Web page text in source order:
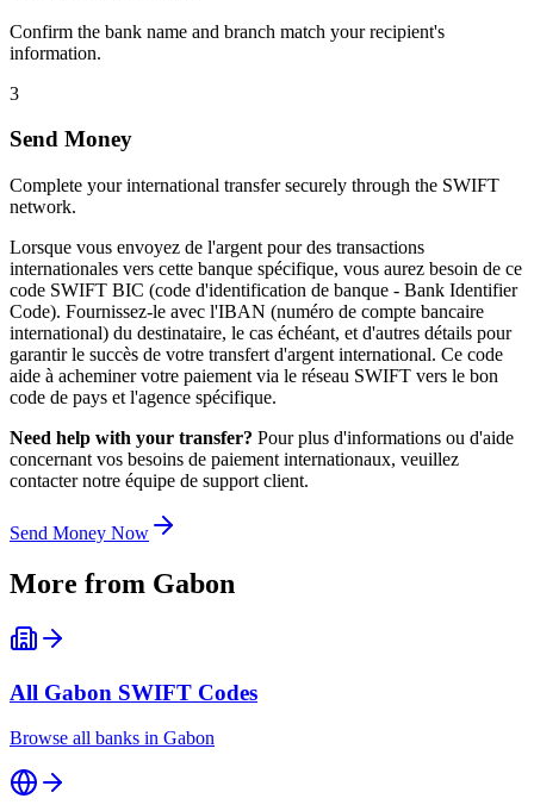
Confirm the bank name and branch match your recipient's
information.
3
Send Money
Complete your international transfer securely through the SWIFT
network.
Lorsque vous envoyez de l'argent pour des transactions
internationales vers cette banque spécifique, vous aurez besoin de ce
code SWIFT BIC (code d'identification de banque - Bank Identifier
Code). Fournissez-le avec l'IBAN (numéro de compte bancaire
international) du destinataire, le cas échéant, et d'autres détails pour
garantir le succès de votre transfert d'argent international. Ce code
aide à acheminer votre paiement via le réseau SWIFT vers le bon
code de pays et l'agence spécifique.
Need help with your transfer? Pour plus d'informations ou d'aide
concernant vos besoins de paiement internationaux, veuillez
contacter notre équipe de support client.
Send Money Now
More from Gabon
All Gabon SWIFT Codes
Browse all banks in Gabon